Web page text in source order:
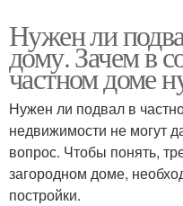
Нужен ли
дому. Зачем в
частном доме
Нужен ли подвал в
недвижимости не могут
вопрос. Чтобы понять,
загородном доме,
постройки.